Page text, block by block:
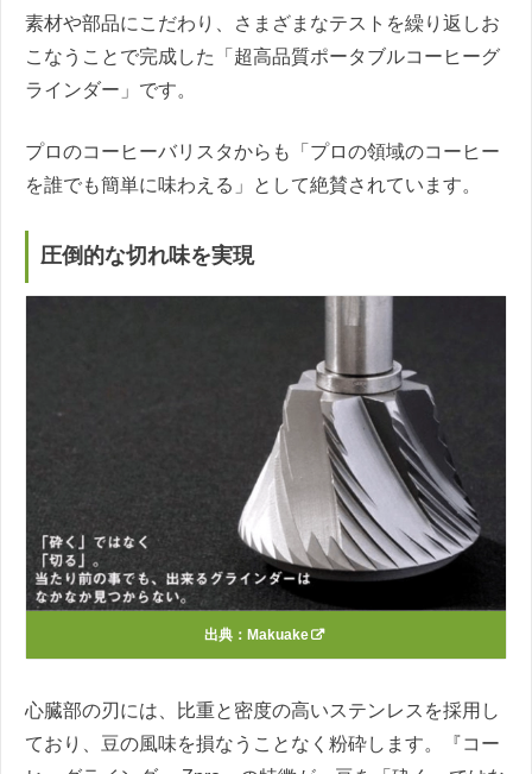
素材や部品にこだわり、さまざまなテストを繰り返しお
こなうことで完成した「超高品質ポータブルコーヒーグ
ラインダー」です。
プロのコーヒーバリスタからも「プロの領域のコーヒー
を誰でも簡単に味わえる」として絶賛されています。
圧倒的な切れ味を実現
出典： Makuake
心臓部の刃には、比重と密度の高いステンレスを採用し
ており、豆の風味を損なうことなく粉砕します。『コー